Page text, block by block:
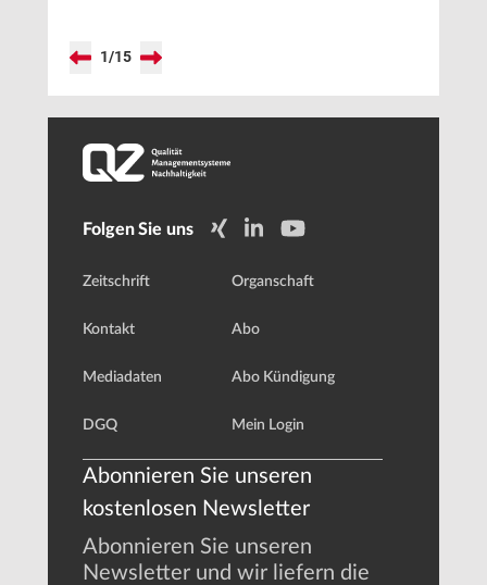
1/15
Folgen Sie uns
Zeitschrift
Kontakt
Mediadaten
DGQ
Organschaft
Abo
Abo Kündigung
Mein Login
Abonnieren Sie unseren
kostenlosen Newsletter
Abonnieren Sie unseren
Newsletter und wir liefern die